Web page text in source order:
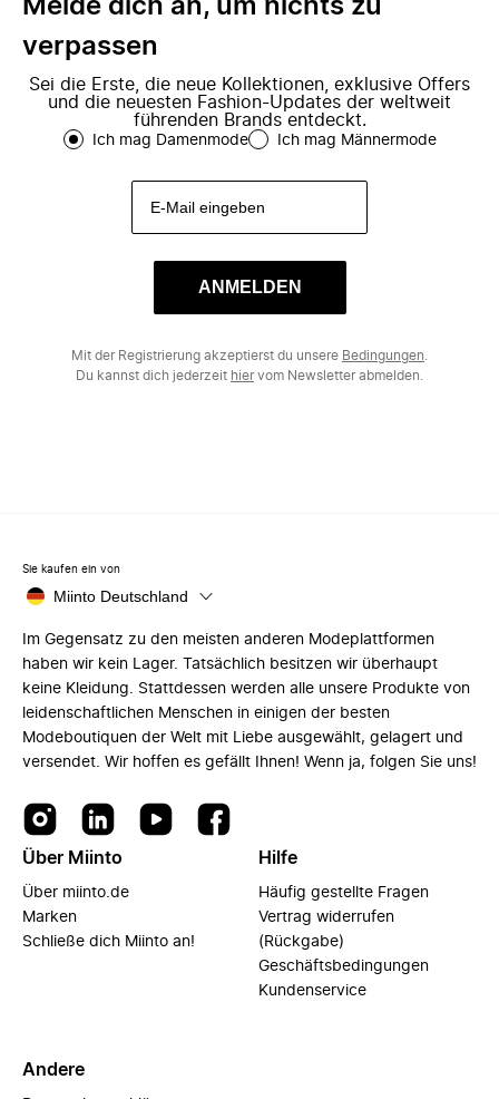
Melde dich an, um nichts zu
verpassen
Sei die Erste, die neue Kollektionen, exklusive Offers
und die neuesten Fashion-Updates der weltweit
führenden Brands entdeckt.
Ich mag Damenmode Ich mag Männermode
ANMELDEN
Mit der Registrierung akzeptierst du unsere Bedingungen
Du kannst dich jederzeit hiervom Newsletter abmelden.
Sie kaufen ein von
Miinto Deutschland
Im Gegensatz zu den meisten anderen Modeplattformen
haben wir kein Lager. Tatsächlich besitzen wir überhaupt
keine Kleidung. Stattdessen werden alle unsere Produkte von
leidenschaftlichen Menschen in einigen der besten
Modeboutiquen der Welt mit Liebe ausgewählt, gelagert und
versendet. Wir hoffen es gefällt Ihnen! Wenn ja, folgen Sie uns!
Über Miinto
Über miinto.de
Marken
Schließe dich Miinto an!
Hilfe
Häufig gestellte Fragen
Vertrag widerrufen
(Rückgabe)
Geschäftsbedingungen
Kundenservice
Andere